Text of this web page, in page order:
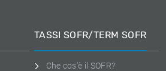
TASSI SOFR/TERM SOFR
Che cos'è il SOFR?